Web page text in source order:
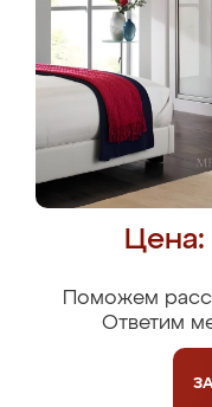
Поможем
Ответим